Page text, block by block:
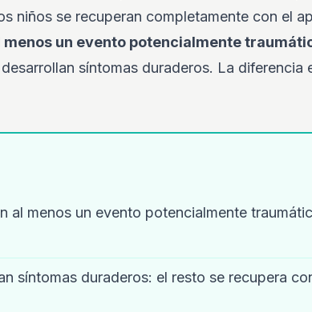
niños se recuperan completamente con el
menos un evento potencialmente
síntomas duraderos. La diferencia
al menos un evento potencialmente
síntomas duraderos: el resto se recupera